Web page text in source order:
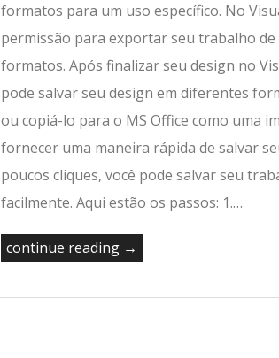
formatos para um uso específico. No
permissão para exportar seu trabalho
formatos. Após finalizar seu design no
pode salvar seu design em diferentes
ou copiá-lo para o MS Office como uma
fornecer uma maneira rápida de salvar
poucos cliques, você pode salvar seu
facilmente. Aqui estão os passos: 1.…
continue reading →